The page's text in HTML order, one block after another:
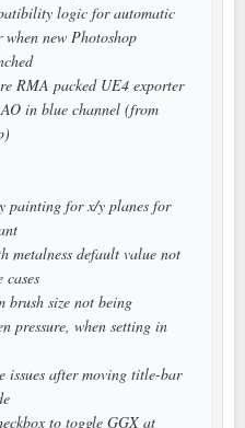
logic for automatic
new Photoshop
RMA packed UE4 exporter
in blue channel (from
painting for x/y planes for
metalness default value not
cases
brush size not being
pressure, when setting in
issues after moving title-bar
to toggle GGX at